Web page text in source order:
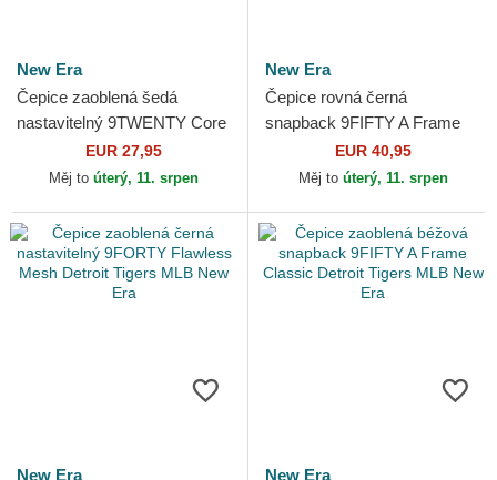
New Era
Čepice zaoblená šedá
nastavitelný 9TWENTY Core
Classic Detroit Tigers MLB
New Era
EUR 27,95
Měj to úterý, 11. srpen
New Era
Čepice rovná černá
snapback 9FIFTY A Frame
Ring Detroit Tigers MLB New
EUR 40,95
Měj to úterý, 11. srpen
New Era
New Era